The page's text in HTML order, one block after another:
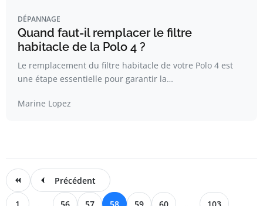
DÉPANNAGE
Quand faut-il remplacer le filtre
habitacle de la Polo 4 ?
Le remplacement du filtre habitacle de votre Polo 4 est
une étape essentielle pour garantir la…
Marine Lopez
Précédent
1 ... 56 57 58 59 60 ... 103